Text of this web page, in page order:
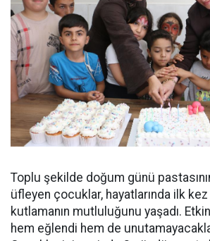
Toplu şekilde doğum günü
üfleyen çocuklar, hayatlarında ilk
kutlamanın mutluluğunu yaşadı.
hem eğlendi hem de